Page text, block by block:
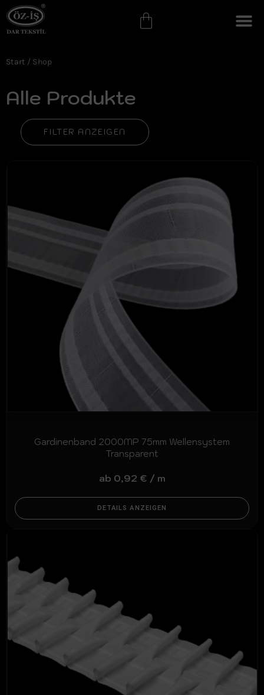
Start / Shop
Alle Produkte
FILTER ANZEIGEN
Gardinenband 2000MP 75mm Wellensystem
Transparent
ab 0,92 € / m
DETAILS ANZEIGEN